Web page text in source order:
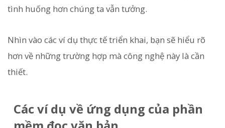
tình huống hơn chúng ta vẫn tưởng.
Nhìn vào các ví dụ thực tế triển khai, bạn sẽ hiểu rõ
hơn về những trường hợp mà công nghệ này là cần
thiết.
Các ví dụ về ứng dụng của phần